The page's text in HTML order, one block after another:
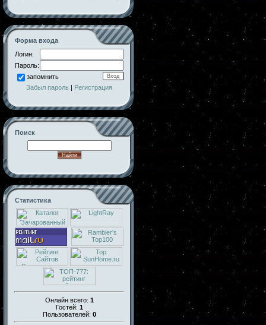
Форма входа
Логин:
Пароль:
запомнить
Забыл пароль | Регистрация
Поиск
Статистика
Онлайн всего: 1
Гостей: 1
Пользователей: 0